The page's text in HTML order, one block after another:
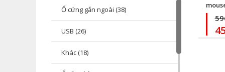
Lexar (11)
Kingmaster (1)
Ổ cứng gắn ngoài (38)
USB (26)
Khác (18)